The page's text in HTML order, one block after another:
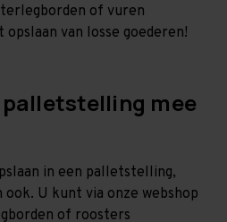
of vuren
van losse goederen!
mee
in een palletstelling,
U kunt via onze webshop
of roosters